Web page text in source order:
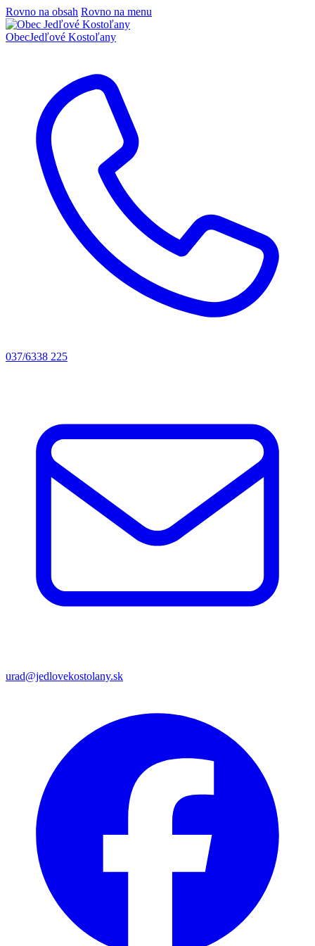
Rovno na obsah Rovno na menu
ObecJedľové Kostoľany
037/6338 225
urad@jedlovekostolany.sk